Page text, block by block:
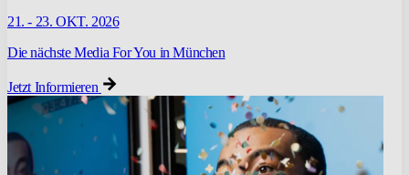
21. - 23. OKT. 2026
Die nächste Media For You in München
Jetzt Informieren